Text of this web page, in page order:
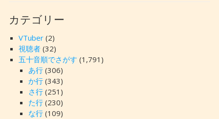
カテゴリー
VTuber(2)
視聴者(32)
五十音順でさがす (1,791)
あ行(306)
か行(343)
さ行(251)
た行(230)
な行(109)